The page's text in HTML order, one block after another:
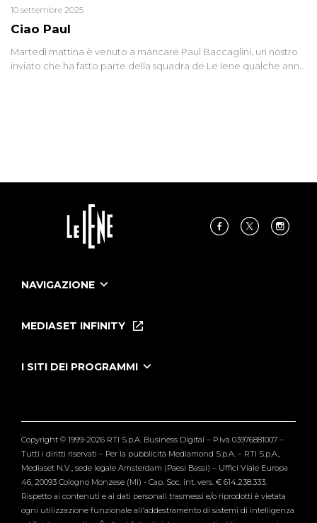
Ciao Paul
10 settembre 2025
Martedì mattina è venuto a mancare Paul Baccaglini, un nostro
inviato che ha fatto parte della squadra de Le Iene qualche anno
NAVIGAZIONE
Le Iene Presentano Inside
Tutti i servizi
MEDIASET INFINITY
I SITI DEI PROGRAMMI
Verissimo
Copyright © 1999-2026 RTI S.p.A. Business Digital – P.Iva 03976881007 –
Tutti i diritti riservati – Per la pubblicità Mediamond S.p.A. – RTI S.p.A.,
Mediaset N.V., sede legale Amsterdam (Paesi Bassi) – Uffici Viale Europa
46, 20093 Cologno Monzese (MI) - Cap. Soc. int. vers. € 614.238.333.
Rispetto ai contenuti e ai dati personali trasmessi e/o riprodotti è vietata
ogni utilizzazione funzionale all'addestramento di sistemi di intelligenza